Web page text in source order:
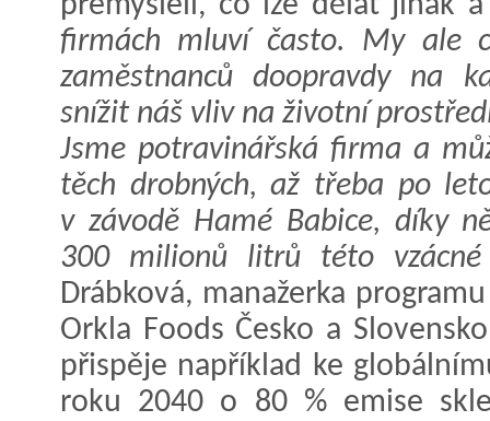
firmách mluví často. My ale
zaměstnanců doopravdy na
snížit náš vliv na životní
Jsme potravinářská firma a
těch drobných, až třeba po
v závodě Hamé Babice, díky
300 milionů litrů této vzácné
Drábková, manažerka
Orkla Foods Česko a
přispěje například ke
roku 2040 o 80 % emise